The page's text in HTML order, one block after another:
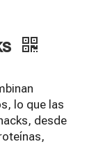
lo que las
desde